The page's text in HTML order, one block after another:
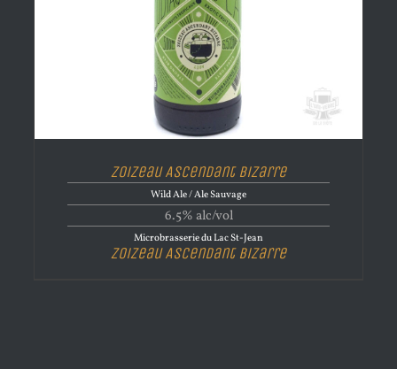
Zoizeau Ascendant Bizarre
Wild Ale / Ale Sauvage
6.5% alc/vol
Microbrasserie du Lac St-Jean
Zoizeau Ascendant Bizarre